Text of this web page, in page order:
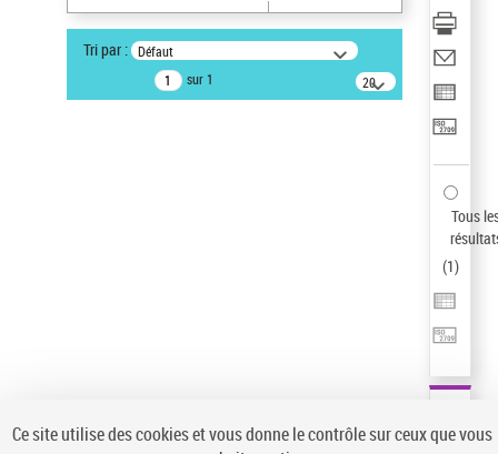
Type de notice d'autorité
Tri par : Défaut
sur 1
20
résultats/page
Tous
(1)
Ce site utilise des cookies et vous donne le contrôle sur ceux que vous